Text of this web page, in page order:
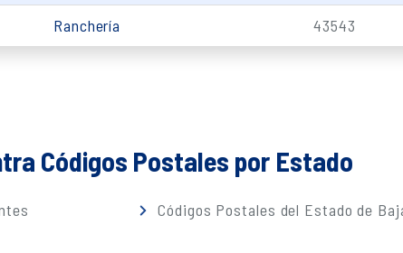
Ranchería 43543
Códigos Postales por Estado
Códigos Postales del Estado de